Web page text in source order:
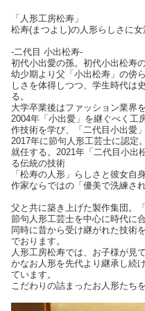
「人形工房松寿」
松寿(まつよし)の人形らしさに女
-二代目 小出松寿-
初代小出愛の孫。初代小出松寿
幼少期より父「小出松寿」の傍
しさを体得しつつ、学生時代は
る。
大学卒業後はファッション業界
2004年「小出愛」を継ぐべく工
作技術を学び、「二代目小出愛」
2017年に節句人形工芸士に認定
就任する。2021年「二代目小出
る伝統の技術
「松寿の人形」らしさと彼女自
作家ならではの「優美で洗練さ
父と共に築き上げた製作集団。
節句人形工芸士を中心に時代に
同時に昔から受け継がれた技術
でおります。
人形工房松寿では、お子様が見
かなお人形を先代より継承し続
ています。
こだわりの詰まったお人形たち